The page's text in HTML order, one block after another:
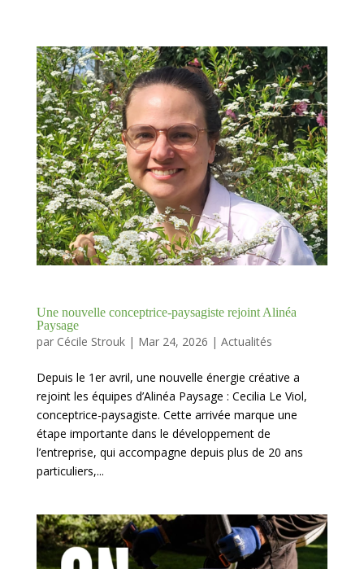
Une nouvelle conceptrice-paysagiste rejoint Alinéa
Paysage
par Cécile Strouk| Mar 24, 2026 | Actualités
Depuis le 1er avril, une nouvelle énergie créative a
rejoint les équipes d’Alinéa Paysage : Cecilia Le Viol,
conceptrice-paysagiste. Cette arrivée marque une
étape importante dans le développement de
l’entreprise, qui accompagne depuis plus de 20 ans
particuliers,...